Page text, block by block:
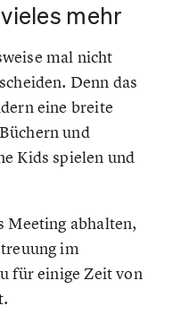
mehr
mal nicht
Denn das
eine breite
und
Kids spielen und
Meeting abhalten,
im
für einige Zeit von